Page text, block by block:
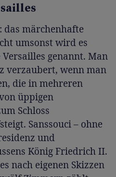
märchenhafte
umsonst wird es
genannt. Man
verzaubert, wenn man
die in mehreren
üppigen
Schloss
Sanssouci – ohne
und
König Friedrich II.
nach eigenen Skizzen